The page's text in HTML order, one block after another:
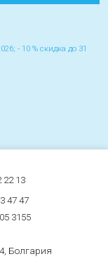
- 10 % скидка до 31
22 13
47 47
3155
Болгария